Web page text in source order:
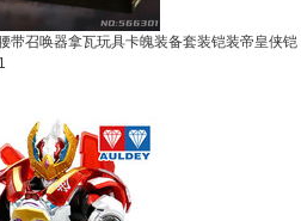
带召唤器拿瓦玩具卡魄装备套装铠装帝皇侠铠